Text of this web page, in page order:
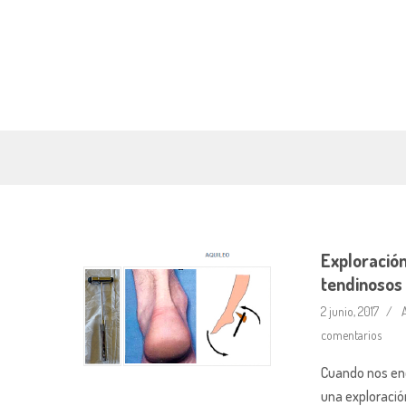
2 junio, 2017
comentarios
Cuando nos
una